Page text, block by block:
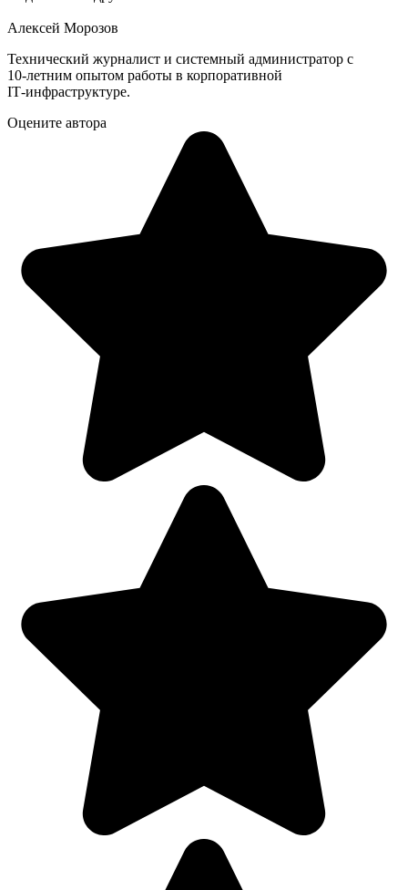
Алексей Морозов
Технический журналист и системный администратор с
10‑летним опытом работы в корпоративной
IT‑инфраструктуре.
Оцените автора